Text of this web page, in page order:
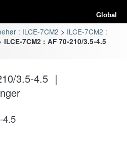
Global
: ILCE-7CM2
ILCE-7CM2 :
ILCE-7CM2 : AF 70-210/3.5-4.5
3.5-4.5 ｜
4.5